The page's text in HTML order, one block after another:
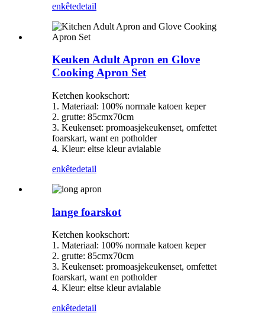
enkêtedetail
Keuken Adult Apron en Glove
Cooking Apron Set
Ketchen kookschort:
1. Materiaal: 100% normale katoen keper
2. grutte: 85cmx70cm
3. Keukenset: promoasjekeukenset, omfettet
foarskart, want en potholder
4. Kleur: eltse kleur avialable
enkêtedetail
lange foarskot
Ketchen kookschort:
1. Materiaal: 100% normale katoen keper
2. grutte: 85cmx70cm
3. Keukenset: promoasjekeukenset, omfettet
foarskart, want en potholder
4. Kleur: eltse kleur avialable
enkêtedetail